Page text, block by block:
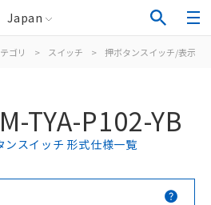
Japan
ゴリ > スイッチ > 押ボタンスイッチ/表示灯
TYA-P102-YB
スイッチ 形式仕様一覧